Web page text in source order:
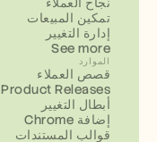
تمكين المبيعات
إدارة التغيير
See more
الموارد
قصص العملاء
Product Releases
أبطال التغيير
إضافة Chrome
قوالب المستندات